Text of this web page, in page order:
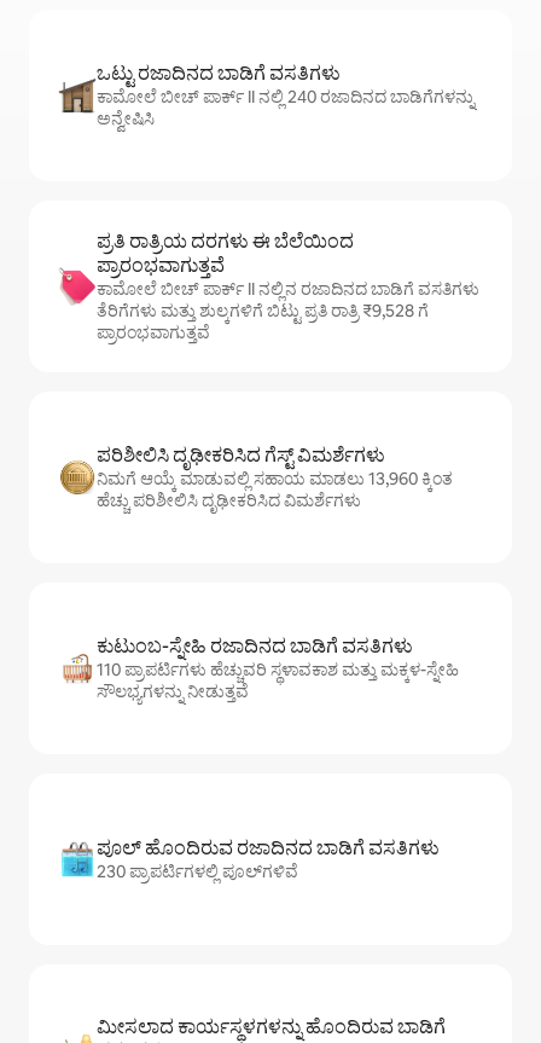
ಒಟ್ಟು ರಜಾದಿನದ ಬಾಡಿಗೆ ವಸತಿಗಳು
ಕಾಮೋಲೆ ಬೀಚ್ ಪಾರ್ಕ್ II ನಲ್ಲಿ 240 ರಜಾದಿನದ ಬಾಡಿಗೆಗಳನ್ನು
ಅನ್ವೇಷಿಸಿ
ಪ್ರತಿ ರಾತ್ರಿಯ ದರಗಳು ಈ ಬೆಲೆಯಿಂದ
ಪ್ರಾರಂಭವಾಗುತ್ತವೆ
ಕಾಮೋಲೆ ಬೀಚ್ ಪಾರ್ಕ್ II ನಲ್ಲಿನ ರಜಾದಿನದ ಬಾಡಿಗೆ ವಸತಿಗಳು
ತೆರಿಗೆಗಳು ಮತ್ತು ಶುಲ್ಕಗಳಿಗೆ ಬಿಟ್ಟು ಪ್ರತಿ ರಾತ್ರಿ ₹9,528 ಗೆ
ಪ್ರಾರಂಭವಾಗುತ್ತವೆ
ಪರಿಶೀಲಿಸಿ ದೃಢೀಕರಿಸಿದ ಗೆಸ್ಟ್ ವಿಮರ್ಶೆಗಳು
ನಿಮಗೆ ಆಯ್ಕೆ ಮಾಡುವಲ್ಲಿ ಸಹಾಯ ಮಾಡಲು 13,960 ಕ್ಕಿಂತ
ಹೆಚ್ಚು ಪರಿಶೀಲಿಸಿ ದೃಢೀಕರಿಸಿದ ವಿಮರ್ಶೆಗಳು
ಕುಟುಂಬ-ಸ್ನೇಹಿ ರಜಾದಿನದ ಬಾಡಿಗೆ ವಸತಿಗಳು
110 ಪ್ರಾಪರ್ಟಿಗಳು ಹೆಚ್ಚುವರಿ ಸ್ಥಳಾವಕಾಶ ಮತ್ತು ಮಕ್ಕಳ-ಸ್ನೇಹಿ
ಸೌಲಭ್ಯಗಳನ್ನು ನೀಡುತ್ತವೆ
ಪೂಲ್ ಹೊಂದಿರುವ ರಜಾದಿನದ ಬಾಡಿಗೆ ವಸತಿಗಳು
230 ಪ್ರಾಪರ್ಟಿಗಳಲ್ಲಿ ಪೂಲ್‌‌‌‌‌‌‌‌‌ಗಳಿವೆ
ಮೀಸಲಾದ ಕಾರ್ಯಸ್ಥಳಗಳನ್ನು ಹೊಂದಿರುವ ಬಾಡಿಗೆ